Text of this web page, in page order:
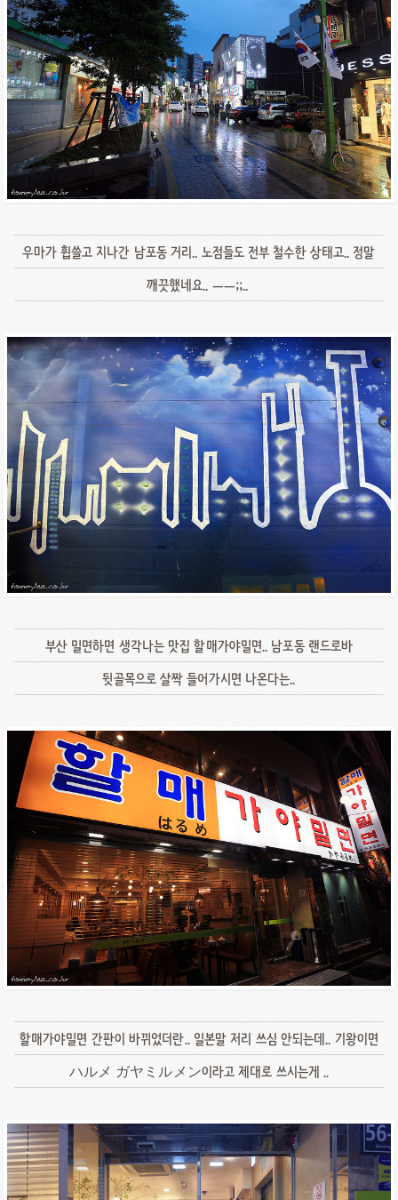
우마가 휩쓸고 지나간 남포동 거리.. 노점들도 전부 철수한 상태고.. 정말
깨끗했네요.. ㅡㅡ;;..
부산 밀면하면 생각나는 맛집 할매가야밀면.. 남포동 랜드로바
뒷골목으로 살짝 들어가시면 나온다는..
할매가야밀면 간판이 바뀌었더란.. 일본말 저리 쓰심 안되는데.. 기왕이면
ハルメ ガヤミルメン이라고 제대로 쓰시는게 ..